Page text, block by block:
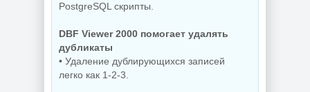
PostgreSQL скрипты.
DBF Viewer 2000 помогает удалять
дубликаты
• Удаление дублирующихся записей
легко как 1-2-3.